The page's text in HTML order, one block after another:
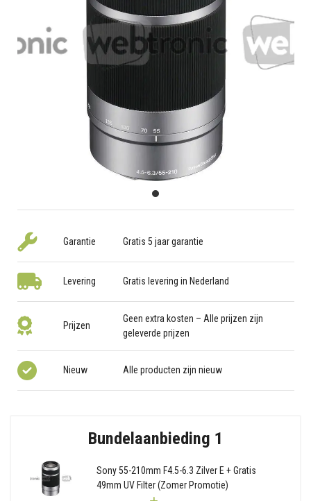
Garantie Gratis 5 jaar garantie
Levering Gratis levering in Nederland
Prijzen
Geen extra kosten – Alle prijzen zijn
geleverde prijzen
Nieuw Alle producten zijn nieuw
Bundelaanbieding 1
Sony 55-210mm F4.5-6.3 Zilver E + Gratis
49mm UV Filter (Zomer Promotie)